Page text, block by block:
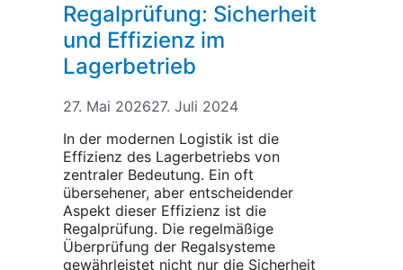
Regalprüfung: Sicherheit
und Effizienz im
Lagerbetrieb
27. Mai 202627. Juli 2024
In der modernen Logistik ist die
Effizienz des Lagerbetriebs von
zentraler Bedeutung. Ein oft
übersehener, aber entscheidender
Aspekt dieser Effizienz ist die
Regalprüfung. Die regelmäßige
Überprüfung der Regalsysteme
gewährleistet nicht nur die Sicherheit